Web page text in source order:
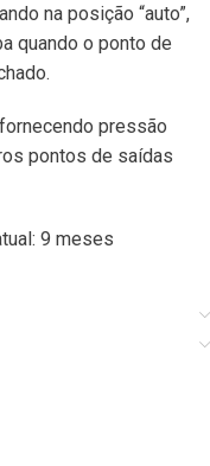
na posição “auto”,
quando o ponto de
pressão
pontos de saídas
9 meses